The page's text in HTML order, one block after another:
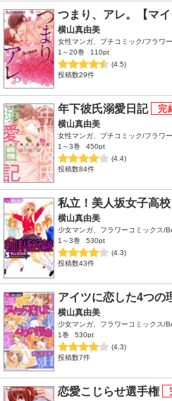
つまり、アレ。【マイ
横山真由美
女性マンガ、プチコミック/フラワ
1～20巻
110pt
(4.5)
投稿数29件
年下彼氏溺愛日記
横山真由美
女性マンガ、プチコミック/フラワ
1～3巻
450pt
(4.4)
投稿数84件
私立！美人坂女子高校
横山真由美
少女マンガ、フラワーコミックス/
1～3巻
530pt
(4.3)
投稿数43件
アイツに恋した4つの
横山真由美
少女マンガ、フラワーコミックス/
1巻
530pt
(4.3)
投稿数7件
恋愛こじらせ選手権